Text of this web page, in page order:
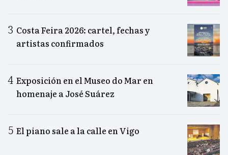
Costa Feira 2026: cartel, fechas y
artistas confirmados
Exposición en el Museo do Mar en
homenaje a José Suárez
El piano sale a la calle en Vigo